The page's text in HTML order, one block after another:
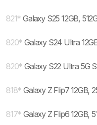
821* Galaxy S25 12GB,
820* Galaxy S24 Ultra
820* Galaxy S22 Ultra 5G
818* Galaxy Z Flip7 12GB,
817* Galaxy Z Flip6 12GB,